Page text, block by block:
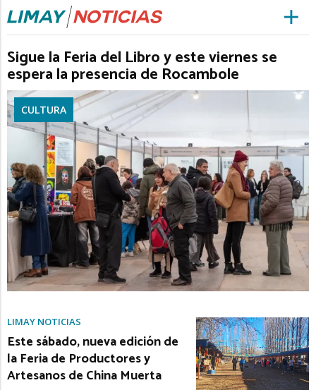
Sigue la Feria del Libro y este viernes se
espera la presencia de Rocambole
CULTURA
LIMAY NOTICIAS
Este sábado, nueva edición de
la Feria de Productores y
Artesanos de China Muerta